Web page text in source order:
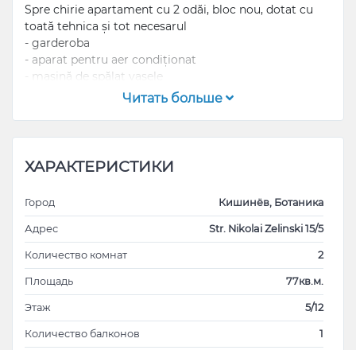
Spre chirie apartament cu 2 odăi, bloc nou, dotat cu
toată tehnica și tot necesarul
- garderoba
- aparat pentru aer condiționat
- mașină de spălat vasele
- cuptor cu microunde
supermarket, etc).
Читать больше
ХАРАКТЕРИСТИКИ
Город Кишинёв, Ботаника
Адрес Str. Nikolai Zelinski 15/5
Количество комнат 2
Площадь 77кв.м.
Этаж 5/12
Количество балконов 1